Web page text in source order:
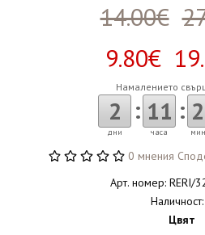
14.00€
9.80€
Намалението
2
дни
: 11
часа
:
0 мнения
Арт. номер: RERI/
Цвят